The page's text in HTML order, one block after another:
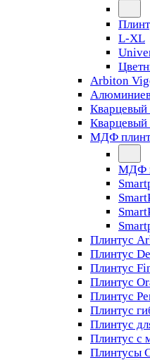
L-XL
Arbiton
Кварцевый
Кварцевый
МДФ
МДФ
Плинтус
Плинтус
Плинтус
Плинтус
Плинтус
Плинтус
Плинтус
Плинтус с
Плинтусы